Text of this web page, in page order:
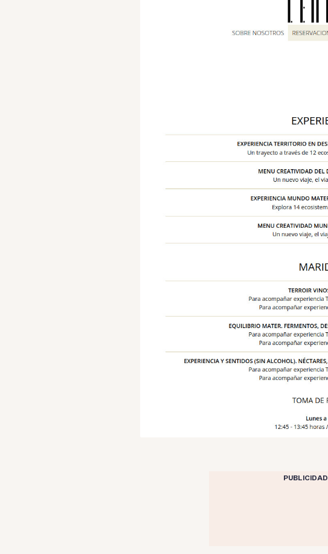
PUBLICIDAD